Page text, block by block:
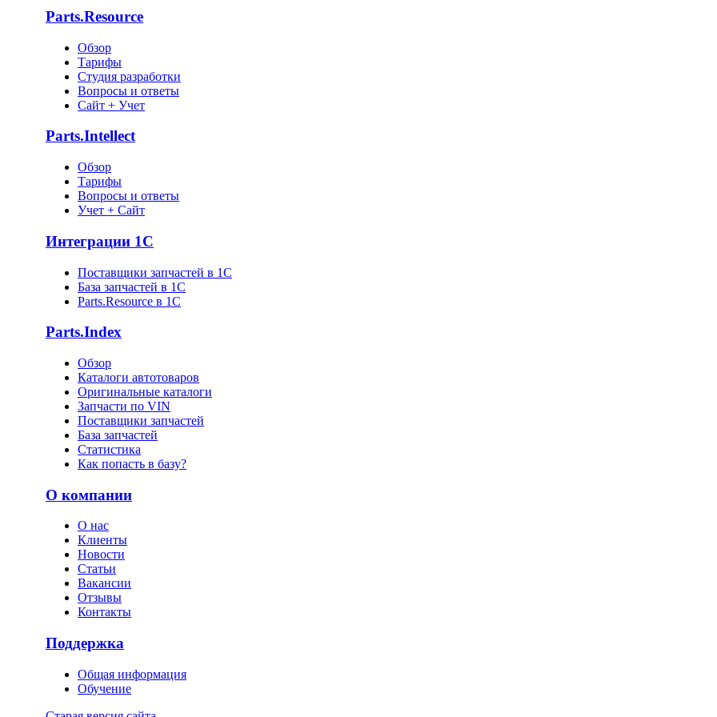
Parts.Resource
Обзор
Тарифы
Студия разработки
Вопросы и ответы
Сайт + Учет
Parts.Intellect
Обзор
Тарифы
Вопросы и ответы
Учет + Сайт
Интеграции 1С
Поставщики запчастей в 1C
База запчастей в 1С
Parts.Resource в 1C
Parts.Index
Обзор
Каталоги автотоваров
Оригинальные каталоги
Запчасти по VIN
Поставщики запчастей
База запчастей
Статистика
Как попасть в базу?
О компании
О нас
Клиенты
Новости
Статьи
Вакансии
Отзывы
Контакты
Поддержка
Общая информация
Обучение